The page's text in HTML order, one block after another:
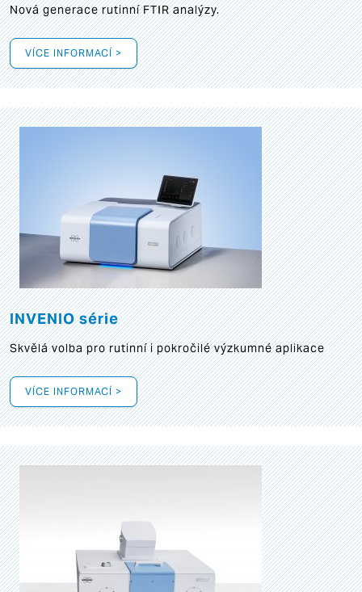
Nová generace rutinní FTIR analýzy.
VÍCE INFORMACÍ >
INVENIO série
Skvělá volba pro rutinní i pokročilé výzkumné aplikace
VÍCE INFORMACÍ >